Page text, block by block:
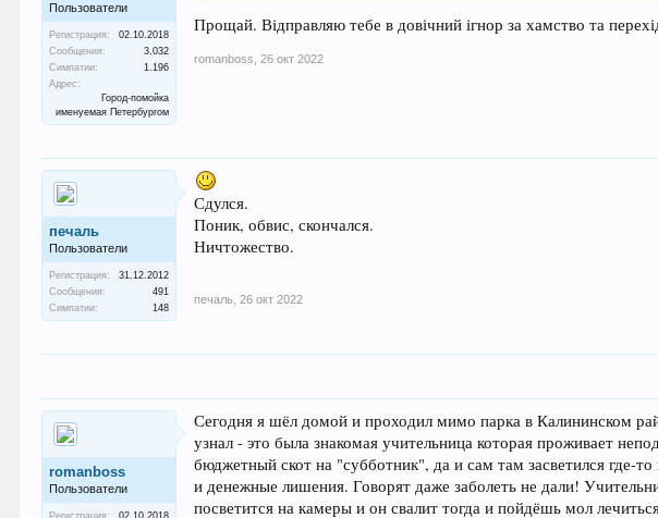
Пользователи
Регистрация:
02.10.2018
Сообщения:
3.032
Симпатии:
1.196
Адрес:
Город-помойка
именуемая Петербургом
Прощай. Відправляю тебе в довічний ігнор за хамство та
romanboss 26 окт 2022
печаль
Пользователи
Регистрация:
31.12.2012
Сообщения:
491
Симпатии:
148
Сдулся.
Поник, обвис, скончался.
Ничтожество.
печаль 26 окт 2022
romanboss
Пользователи
Регистрация:
02.10.2018
Сегодня я шёл домой и проходил мимо парка в Калининском
узнал - это была знакомая учительница которая проживает
бюджетный скот на "субботник", да и сам там засветился где-
и денежные лишения. Говорят даже заболеть не дали!
посветится на камеры и он свалит тогда и пойдёшь мол